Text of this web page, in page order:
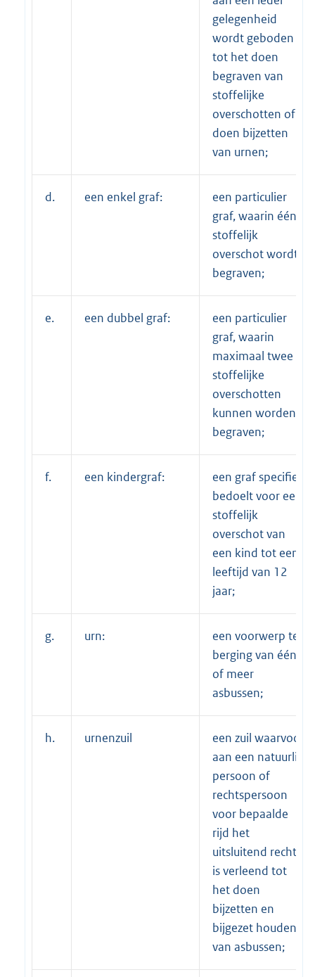
gelegenheid
wordt geboden
tot het doen
begraven van
stoffelijke
overschotten of
doen bijzetten
van urnen;
d. een enkel graf:
een particulier
graf, waarin één
stoffelijk
overschot wordt
begraven;
e. een dubbel graf:
een particulier
graf, waarin
maximaal twee
stoffelijke
overschotten
kunnen worden
begraven;
f. een kindergraf:
een graf specifiek
bedoelt voor een
stoffelijk
overschot van
een kind tot een
leeftijd van 12
jaar;
g. urn:
een voorwerp ter
berging van één
of meer
asbussen;
h. urnenzuil
een zuil waarvoor
aan een natuurlijk
persoon of
rechtspersoon
voor bepaalde
rijd het
uitsluitend recht
is verleend tot
het doen
bijzetten en
bijgezet houden
van asbussen;